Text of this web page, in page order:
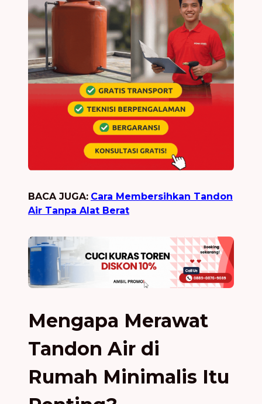
BACA JUGA: Cara Membersihkan Tandon
Air Tanpa Alat Berat
Mengapa Merawat
Tandon Air di
Rumah Minimalis Itu